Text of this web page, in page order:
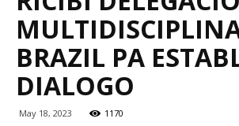
Aruba
BRAZIL PA
DIALOGO
May 18, 2023 1170